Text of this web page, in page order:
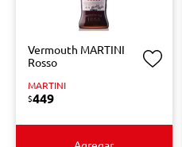
Vermouth MARTINI
Rosso
MARTINI
$449